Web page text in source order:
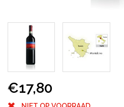
€17,80